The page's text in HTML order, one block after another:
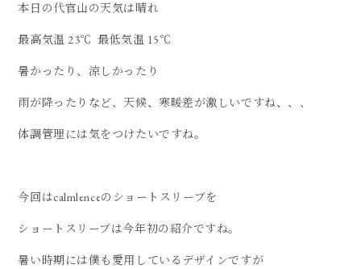
本日の代官山の天気は晴れ
最高気温 23℃ 最低気温 15℃
暑かったり、涼しかったり
雨が降ったりなど、天候、寒暖差が激しいですね、、、
体調管理には気をつけたいですね。
今回はcalmlenceのショートスリーブを
ショートスリーブは今年初の紹介ですね。
暑い時期には僕も愛用しているデザインですが